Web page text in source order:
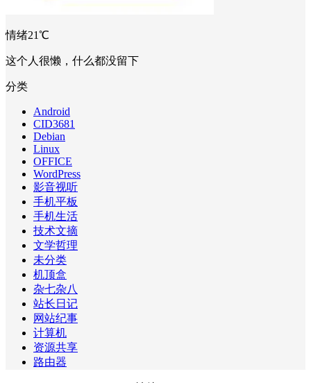
情绪21℃
这个人很懒，什么都没留下
分类
Android
CID3681
Debian
Linux
OFFICE
WordPress
影音视听
手机平板
手机生活
技术文摘
文学哲理
未分类
机顶盒
杂七杂八
站长日记
网站纪事
计算机
资源共享
路由器